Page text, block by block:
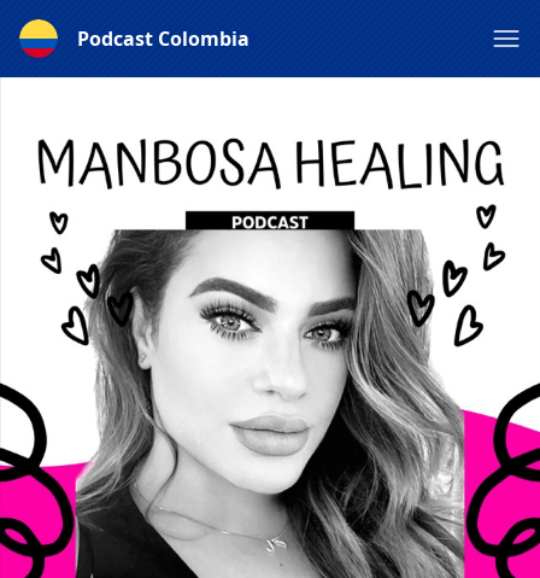
Podcast Colombia